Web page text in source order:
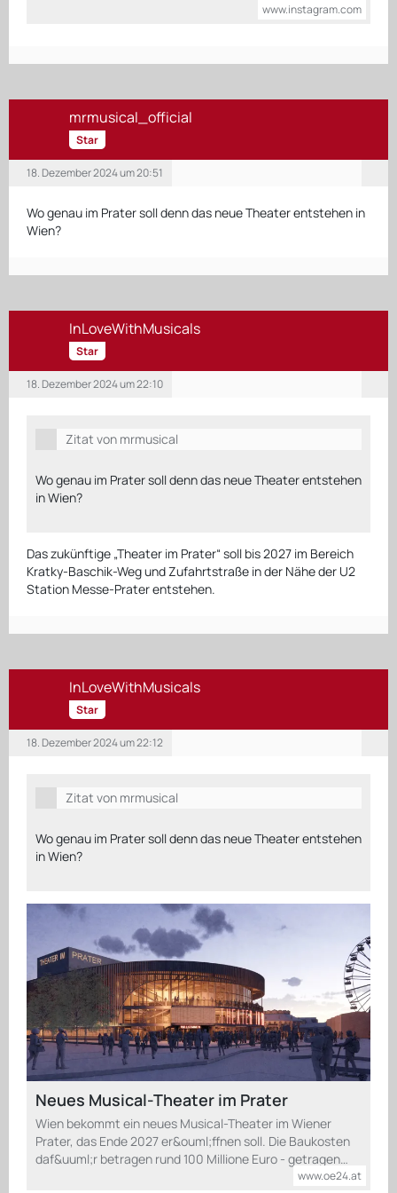
www.instagram.com
mrmusical_official
Star
18. Dezember 2024 um 20:51
Wo genau im Prater soll denn das neue Theater entstehen in
Wien?
InLoveWithMusicals
Star
18. Dezember 2024 um 22:10
Zitat von mrmusical
Wo genau im Prater soll denn das neue Theater entstehen
in Wien?
Das zukünftige „Theater im Prater“ soll bis 2027 im Bereich
Kratky-Baschik-Weg und Zufahrtstraße in der Nähe der U2
Station Messe-Prater entstehen.
InLoveWithMusicals
Star
18. Dezember 2024 um 22:12
Zitat von mrmusical
Wo genau im Prater soll denn das neue Theater entstehen
in Wien?
Neues Musical-Theater im Prater
Wien bekommt ein neues Musical-Theater im Wiener
Prater, das Ende 2027 er&ouml;ffnen soll. Die Baukosten
daf&uuml;r betragen rund 100 Millione Euro - getragen…
www.oe24.at